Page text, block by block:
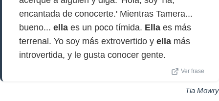
encantada de conocerte.' Mientras Tamera...
bueno... ella es un poco tímida. Ella es más
terrenal. Yo soy más extrovertido y ella más
introvertida, y le gusta conocer gente.
Ver frase
Tia Mowry